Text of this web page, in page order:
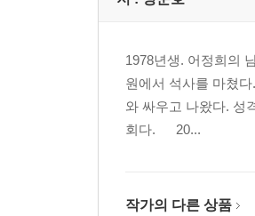
삼지창의 귀환 72
제3화 하데스: 보이지 않
어둠 속에서 빛나는 것들 85
맨손으로 삼두견을 제압하
1978년생. 어정희의
원에서 석사를 마쳤
와 싸우고 나왔다. 성
회다. 20...
작가의 다른 상품